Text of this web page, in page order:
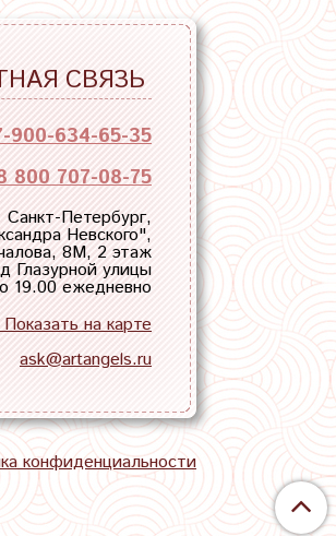
СВЯЗЬ
900-634-65-35
800 707-08-75
Санкт-Петербург,
Невского",
8М, 2 этаж
Глазурной улицы
19.00 ежедневно
Показать на карте
ask@artangels.ru
конфиденциальности